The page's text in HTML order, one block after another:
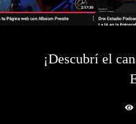
¡Descubrí el